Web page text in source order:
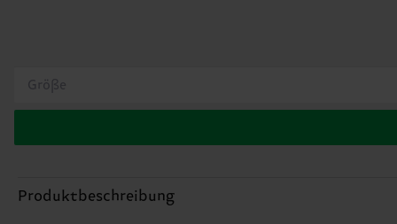
Größe
Produktbeschreibung